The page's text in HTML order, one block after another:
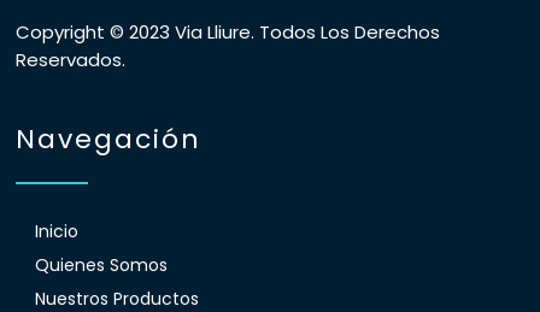
Copyright © 2023 Via Lliure. Todos Los Derechos
Reservados.
Navegación
Inicio
Quienes Somos
Nuestros Productos